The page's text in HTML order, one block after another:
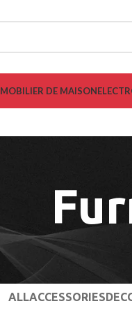
MOBILIER DE MAISON
ALLACCESSORIES